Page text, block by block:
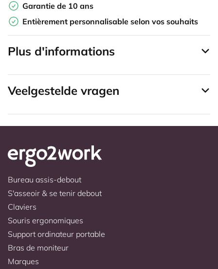
Garantie de 10 ans
Entièrement personnalisable selon vos souhaits
Plus d'informations
Veelgestelde vragen
Bureau assis-debout
S'asseoir & se tenir debout
Claviers
Souris ergonomiques
Support ordinateur portable
Bras de moniteur
Marques